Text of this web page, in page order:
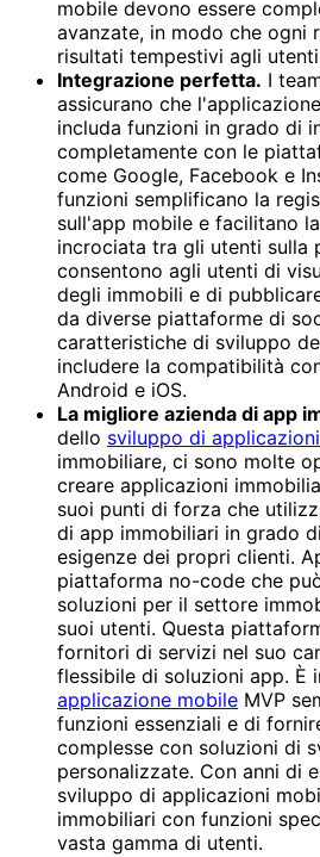
mobile devono essere
avanzate, in modo che ogni
risultati tempestivi agli
Integrazione perfetta. I
assicurano che
includa funzioni in grado di
completamente con le
come Google, Facebook e
funzioni semplificano la
sull'app mobile e facilitano
incrociata tra gli utenti sulla
consentono agli utenti di
degli immobili e di
da diverse piattaforme di
caratteristiche di sviluppo
includere la compatibilità
Android e iOS.
La migliore azienda di app
dello sviluppo di
immobiliare, ci sono molte
creare applicazioni
suoi punti di forza che
di app immobiliari in grado
esigenze dei propri clienti.
piattaforma no-code che
soluzioni per il settore
suoi utenti. Questa
fornitori di servizi nel suo
flessibile di soluzioni app. È
applicazione mobile MVP
funzioni essenziali e di
complesse con soluzioni di
personalizzate. Con anni di
sviluppo di applicazioni
immobiliari con funzioni
vasta gamma di utenti.